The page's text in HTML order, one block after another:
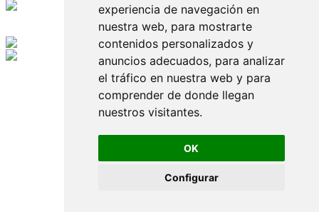
experiencia de navegación en
nuestra web, para mostrarte
contenidos personalizados y
anuncios adecuados, para analizar
el tráfico en nuestra web y para
comprender de donde llegan
nuestros visitantes.
OK
Configurar
Edición digital con tecnología
Playa Revolcadero 222 Col. Reforma Iztaccihuatl Norte C.P. 08810
CIUDAD DE MEXICO
Conmutador CIUDAD DE MEXICO (+52) 555 740 4476, 555 740
© 2000-2026 BURO DE MERCADOTECNIA DEL CENTRO,
S.A. Todos los derechos reservados
Todos los nombres, marcas, logotipos, productos e imagenes
mencionados son propiedad de sus respectivos dueños
Prohibida la reproducción total o parcial de los contenidos aqui
publicados incluyendo cualquier medio electrónico o magnético